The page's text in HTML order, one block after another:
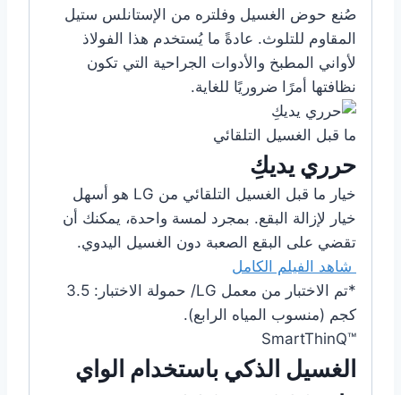
صُنع حوض الغسيل وفلتره من الإستانلس ستيل
المقاوم للتلوث. عادةً ما يُستخدم هذا الفولاذ
لأواني المطبخ والأدوات الجراحية التي تكون
نظافتها أمرًا ضروريًا للغاية.
ما قبل الغسيل التلقائي
حرري يديكِ
خيار ما قبل الغسيل التلقائي من LG هو أسهل
خيار لإزالة البقع. بمجرد لمسة واحدة، يمكنك أن
تقضي على البقع الصعبة دون الغسيل اليدوي.
شاهد الفيلم الكامل
*تم الاختبار من معمل LG/ حمولة الاختبار: 3.5
كجم (منسوب المياه الرابع).
™SmartThinQ
الغسيل الذكي باستخدام الواي